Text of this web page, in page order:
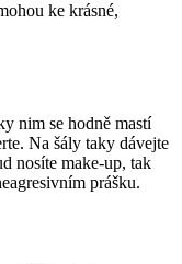
ke krásné,
nim se hodně mastí
Na šály taky dávejte
nosíte make-up, tak
prášku.